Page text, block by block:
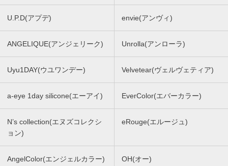
U.P.D(アプデ) envie(アンヴィ)
ANGELIQUE(アンジェリーク) Unrolla(アンローラ)
Uyu1DAY(ウユワンデー) Velvetear(ヴェルヴェティア)
a-eye 1day silicone(エーアイ) EverColor(エバーカラー)
N’s collection(エヌズコレクシ
ョン)
eRouge(エルージュ)
AngelColor(エンジェルカラー) OH(オー)